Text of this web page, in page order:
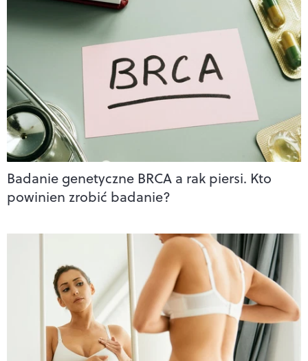
Badanie genetyczne BRCA a rak piersi. Kto
powinien zrobić badanie?